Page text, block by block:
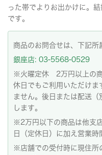
った帯でよりお出かけに。
です。
商品のお問合せは、下記所
銀座店: 03-5568-0529
※火曜定休 2万円以上の
休日でもご利用いただけま
ません。後日または配送
します。
※2万円以下の商品は他支
日（定休日）に加え営業時
※店舗での受付時に現住所